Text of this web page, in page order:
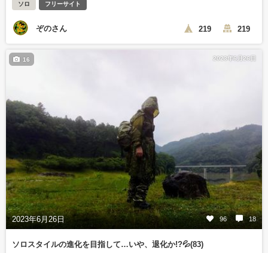
ソロ フリーサイト
ぞのさん 219 219
2023年6月26日
2023年6月26日 96 18
16
ソロスタイルの進化を目指して…いや、退化か!?💦(83)